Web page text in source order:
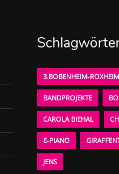
3.BOBENHEIM-
BANDPROJEKTE
CAROLA BIEHAL
E-PIANO
JENS